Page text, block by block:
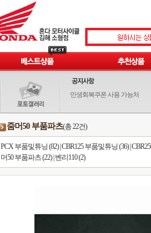
민생회복쿠폰 사용 가능처
줌머50 부품파츠(총 22건)
PCX 부품및튜닝 (82)|CBR125 부품및튜닝 (36)|
머50 부품파츠 (22)| 벤리110 (2)